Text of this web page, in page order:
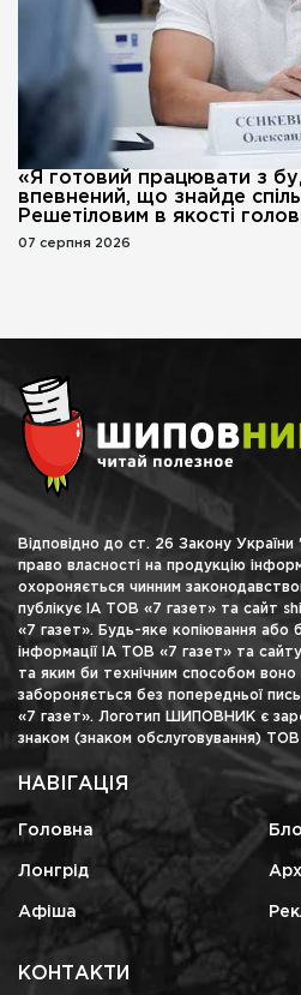
«Я готовий працювати з
впевнений, що знайде
Решетіловим в якості
07 серпня 2026
Відповідно до ст. 26 Закону України
право власності на продукцію
охороняється чинним
публікує ІА ТОВ «7 газет» та сайт
«7 газет». Будь-яке копіювання
інформації ІА ТОВ «7 газет» та
та яким би технічним способом воно
забороняється без попередньої
«7 газет». Логотип ШИПОВНИК є
знаком (знаком обслуговування) ТОВ
НАВІГАЦІЯ
Головна
Лонгрід
Афіша
КОНТАКТИ